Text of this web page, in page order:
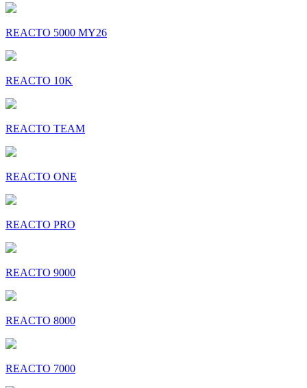
REACTO 5000 MY26
REACTO 10K
REACTO TEAM
REACTO ONE
REACTO PRO
REACTO 9000
REACTO 8000
REACTO 7000